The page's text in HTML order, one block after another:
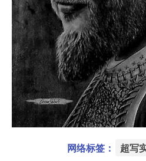
网络标签： 超写